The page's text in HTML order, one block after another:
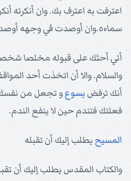
اعترفت به اعترف بك. وان أنكرته
سماءه.وان أوصدت في وجهه
أني أحثك على قبوله مخلصا
والسلام. والا أن اتخذت أحد
أنك ترفض يسوعو تجعل من نفسك
فعلتك فتندم حين لا ينفع الندم.
المسيح يطلب إليك أن تقبله
والكتاب المقدس يطلب إليك أن